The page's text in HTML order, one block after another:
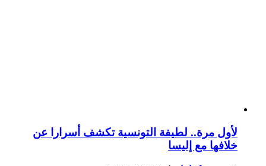
لأول مرة.. لطيفة التونسية تكشف أسرارا عن
خلافها مع إليسا